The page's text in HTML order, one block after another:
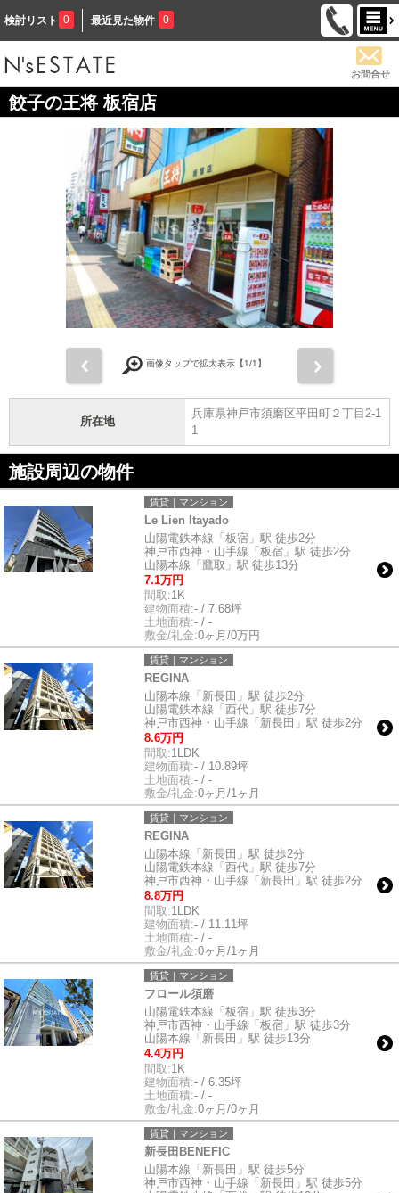
検討リスト 0 最近見た物件 0
お問合せ
餃子の王将 板宿店
画像タップで拡大表示【1/1】
所在地
兵庫県神戸市須磨区平田町２丁目2-1
1
施設周辺の物件
賃貸｜マンション
Le Lien Itayado
山陽電鉄本線「板宿」駅 徒歩2分
神戸市西神・山手線「板宿」駅 徒歩2分
山陽本線「鷹取」駅 徒歩13分
7.1万円
間取:1K
建物面積:- / 7.68坪
土地面積:- / -
敷金/礼金:0ヶ月/0万円
賃貸｜マンション
REGINA
山陽本線「新長田」駅 徒歩2分
山陽電鉄本線「西代」駅 徒歩7分
神戸市西神・山手線「新長田」駅 徒歩2分
8.6万円
間取:1LDK
建物面積:- / 10.89坪
土地面積:- / -
敷金/礼金:0ヶ月/1ヶ月
賃貸｜マンション
REGINA
山陽本線「新長田」駅 徒歩2分
山陽電鉄本線「西代」駅 徒歩7分
神戸市西神・山手線「新長田」駅 徒歩2分
8.8万円
間取:1LDK
建物面積:- / 11.11坪
土地面積:- / -
敷金/礼金:0ヶ月/1ヶ月
賃貸｜マンション
フロール須磨
山陽電鉄本線「板宿」駅 徒歩3分
神戸市西神・山手線「板宿」駅 徒歩3分
山陽本線「新長田」駅 徒歩13分
4.4万円
間取:1K
建物面積:- / 6.35坪
土地面積:- / -
敷金/礼金:0ヶ月/0ヶ月
賃貸｜マンション
新長田BENEFIC
山陽本線「新長田」駅 徒歩5分
神戸市西神・山手線「新長田」駅 徒歩5分